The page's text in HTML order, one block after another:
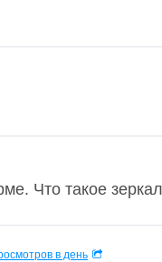
Что такое
в день